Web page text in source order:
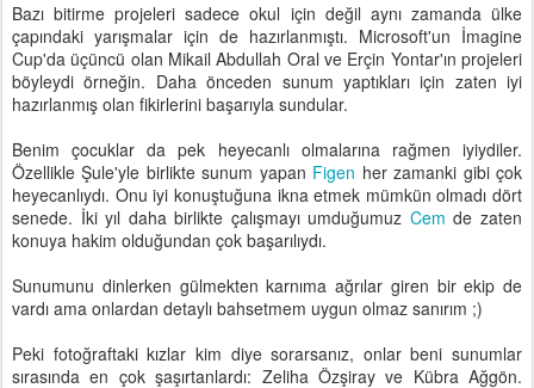
Bazı bitirme projeleri sadece okul için değil aynı zamanda ülke
çapındaki yarışmalar için de hazırlanmıştı. Microsoft'un İmagine
Cup'da üçüncü olan Mikail Abdullah Oral ve Erçin Yontar'ın projeleri
böyleydi örneğin. Daha önceden sunum yaptıkları için zaten iyi
hazırlanmış olan fikirlerini başarıyla sundular.
Benim çocuklar da pek heyecanlı olmalarına rağmen iyiydiler.
Özellikle Şule'yle birlikte sunum yapan Figen her zamanki gibi çok
heyecanlıydı. Onu iyi konuştuğuna ikna etmek mümkün olmadı dört
senede. İki yıl daha birlikte çalışmayı umduğumuz Cem de zaten
konuya hakim olduğundan çok başarılıydı.
Sunumunu dinlerken gülmekten karnıma ağrılar giren bir ekip de
vardı ama onlardan detaylı bahsetmem uygun olmaz sanırım ;)
Peki fotoğraftaki kızlar kim diye sorarsanız, onlar beni sunumlar
sırasında en çok şaşırtanlardı: Zeliha Özşiray ve Kübra Ağgön.